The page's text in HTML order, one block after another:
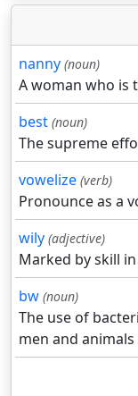
nanny (noun)
A woman who is
best (noun)
The supreme
vowelize (verb)
Pronounce as a
wily (adjective)
Marked by skill
bw (noun)
The use of
men and